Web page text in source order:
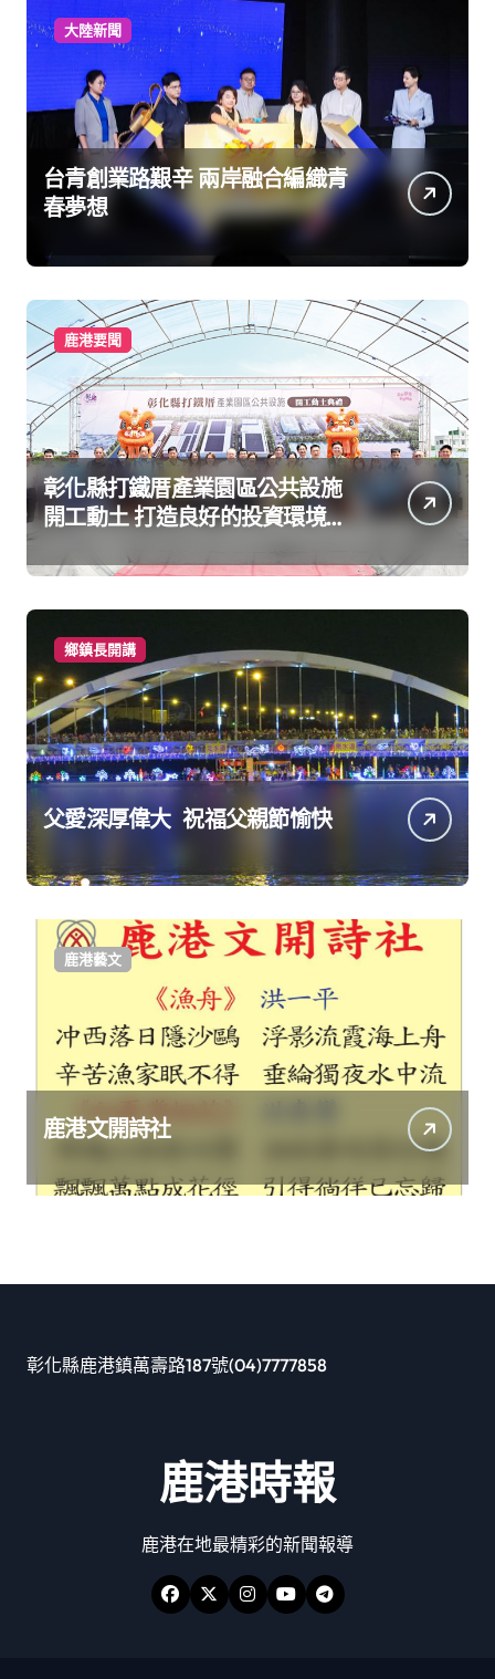
大陸新聞
台青創業路艱辛 兩岸融合編織青
春夢想
鹿港要聞
彰化縣打鐵厝產業園區公共設施
開工動土 打造良好的投資環境讓
鄉鎮長開講
父愛深厚偉大 祝福父親節愉快
鹿港藝文
鹿港文開詩社
彰化縣鹿港鎮萬壽路187號(04)7777858
鹿港時報
鹿港在地最精彩的新聞報導